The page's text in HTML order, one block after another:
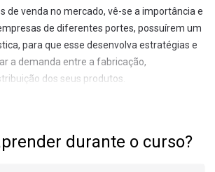
de venda no mercado, vê-se a importância e
de diferentes portes, possuírem um
para que esse desenvolva estratégias e
a demanda entre a fabricação,
dos seus produtos.
armazenagem, distribuição e
durante o curso?